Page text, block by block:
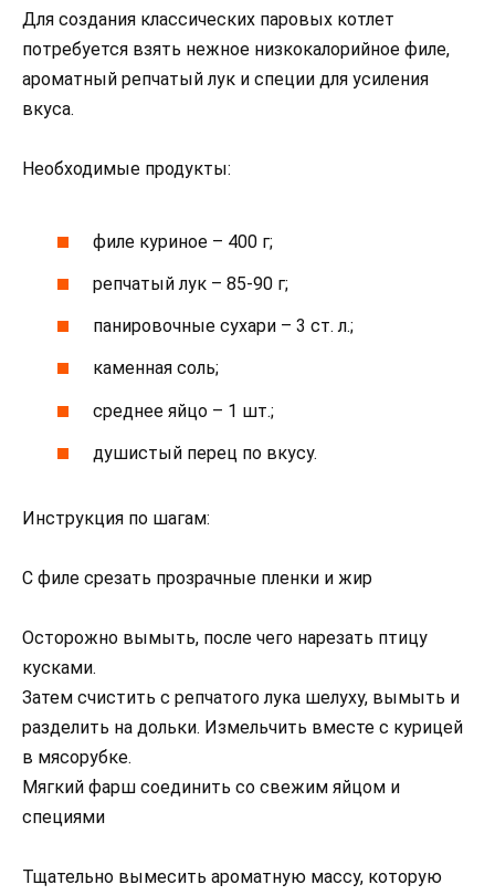
Для создания классических паровых котлет
потребуется взять нежное низкокалорийное филе,
ароматный репчатый лук и специи для усиления
вкуса.
Необходимые продукты:
филе куриное – 400 г;
репчатый лук – 85-90 г;
панировочные сухари – 3 ст. л.;
каменная соль;
среднее яйцо – 1 шт.;
душистый перец по вкусу.
Инструкция по шагам:
С филе срезать прозрачные пленки и жир
Осторожно вымыть, после чего нарезать птицу
кусками.
Затем счистить с репчатого лука шелуху, вымыть и
разделить на дольки. Измельчить вместе с курицей
в мясорубке.
Мягкий фарш соединить со свежим яйцом и
специями
Тщательно вымесить ароматную массу, которую